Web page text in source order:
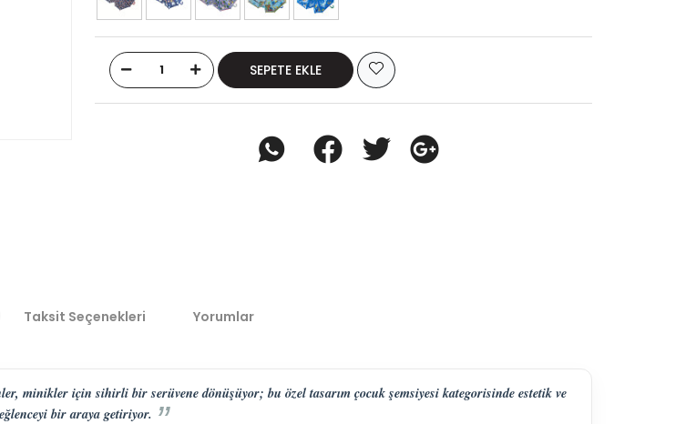
SEPETE EKLE
Taksit Seçenekleri Yorumlar
minikler için sihirli bir serüvene dönüşüyor; bu özel tasarım çocuk şemsiyesi kategorisinde estetik ve
eğlenceyi bir araya getiriyor.